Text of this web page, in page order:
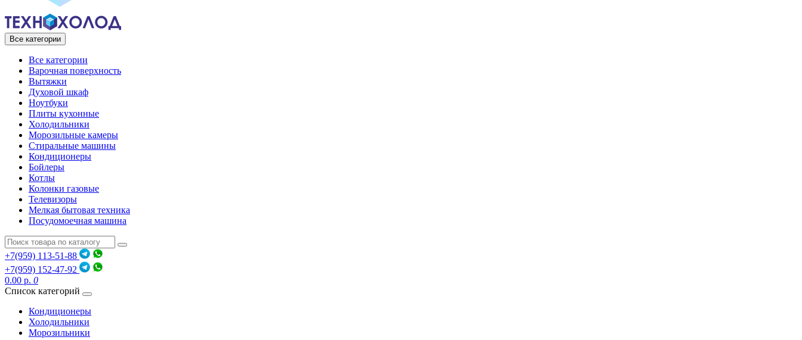
Все категории
Все категории
Варочная поверхность
Вытяжки
Духовой шкаф
Ноутбуки
Плиты кухонные
Холодильники
Морозильные камеры
Стиральные машины
Кондиционеры
Бойлеры
Котлы
Колонки газовые
Телевизоры
Мелкая бытовая техника
Посудомоечная машина
+7(959) 113-51-88
+7(959) 152-47-92
0.00 р. 0
Список категорий
Кондиционеры
Холодильники
Морозильники